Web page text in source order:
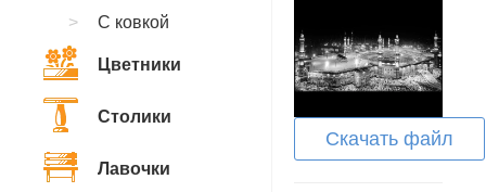
Скачать файл
С ковкой
Цветники
Столики
Лавочки